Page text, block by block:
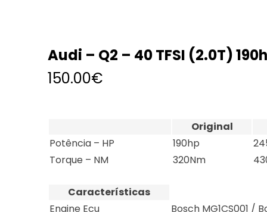
Audi – Q2 – 40 TFSI (2.0T)
150.00€
Original
Potência – HP
190hp
Torque – NM
320Nm
Características
Engine Ecu
Bosch MG1CS001 /